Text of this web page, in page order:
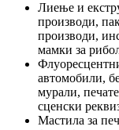
Лиење и
производи,
производи,
мамки за
автомобили,
мурали,
сценски
Мастила за